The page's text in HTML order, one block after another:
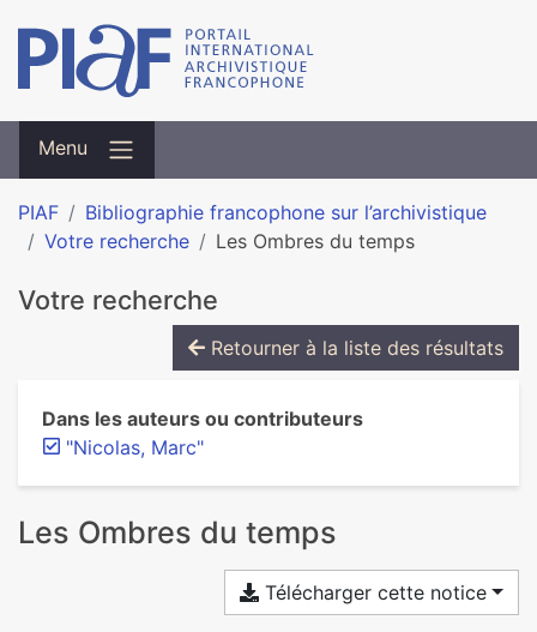
Menu
PIAF
Bibliographie francophone sur l’archivistique
Votre recherche
Les Ombres du temps
Votre recherche
Retourner à la liste des résultats
Dans les auteurs ou contributeurs
"Nicolas, Marc"
Les Ombres du temps
Télécharger cette notice